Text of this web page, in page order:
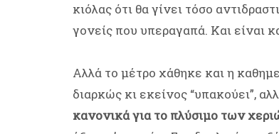
κιόλας ότι θα γίνει τόσο
γονείς που υπεραγαπά. Και είναι
Αλλά το μέτρο χάθηκε και η
διαρκώς κι εκείνος “υπακούει”,
κανονικά για το πλύσιμο των